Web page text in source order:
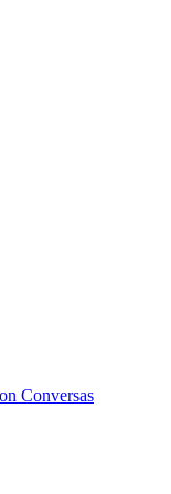
Conversas